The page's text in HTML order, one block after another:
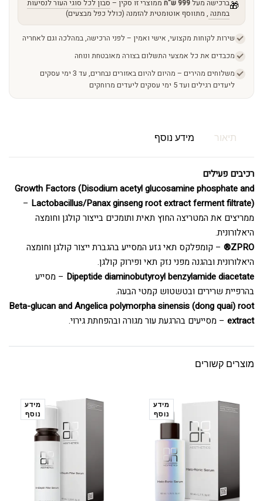
🎁ברכישה מעל999 ש"ח ממוצרי זו סקין – סבון לכל סוגי העור לנסיעות
במתנה , מתווסף אוטומטית להזמנה (כולל כפל מבצעים)
שירות לקוחות מקצועי, אישי ואמין – לפני הרכישה, במהלכה וגם לאחריה
מכבדים את כל אמצעי התשלום בצורה מאובטחת ונוחה
משלוחים מהירים – מהיום להיום באזורים נבחרים, עד 3 ימי עסקים
ליעדים רגילים ועד 5 ימי עסקים ליעדים מרוחקים
תיאור מידע נוסף
רכיבים פעילים
Growth Factors (Disodium acetyl glucosamine phosphate and
Lactobacillus/Panax ginseng root extract ferment filtrate)
–
ממריצים את המטריצה החוץ תאית ותומכים בייצור קולגן וחומצה
היאלורונית.
ZPRO®
– קומפלקס תאי גזע המסייע בהגברת ייצור קולגן וחומצה
היאלורונית ובהגנה מפני נזק תאי ופירוק קולגן.
Dipeptide diaminobutyroyl benzylamide diacetate – מסייע
בהרפיית שרירים ובטשטוש קמטי הבעה.
Beta-glucan and Angelica polymorpha sinensis (dong quai) root
extract – מסייעים בהרגעת עור מגורה ובהפחתת גירוי.
מוצרים קשורים
מידע
נוסף
מידע
נוסף